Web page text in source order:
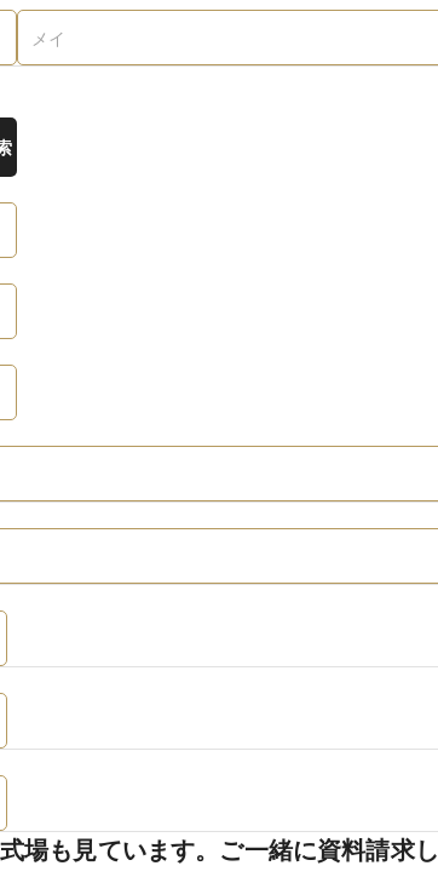
場も見ています。ご一緒に資料請求し